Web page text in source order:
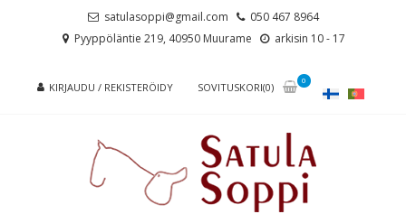
satulasoppi@gmail.com
050 467 8964
Pyyppöläntie 219, 40950 Muurame
arkisin 10 - 17
KIRJAUDU / REKISTERÖIDY SOVITUSKORI(0)
0